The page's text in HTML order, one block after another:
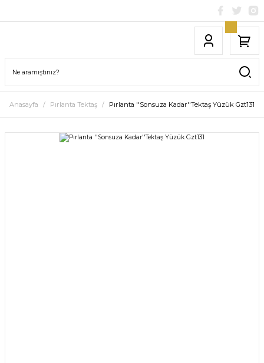
Anasayfa Pırlanta Tektaş Pırlanta ''Sonsuza Kadar''Tektaş Yüzük Gzt131